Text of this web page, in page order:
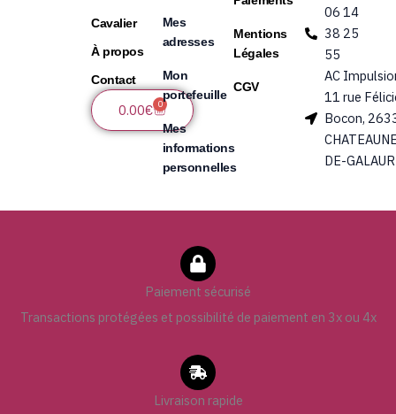
Cavalier
À propos
Contact
0.00€ 0
Panier
Mes
adresses
Mon
portefeuille
Mes
informations
personnelles
Mentions
Légales
CGV
06 14
38 25
55
AC
11 rue
Bocon,
DE-
Paiement sécurisé
Transactions protégées et possibilité de paiement en 3x ou 4x
Livraison rapide